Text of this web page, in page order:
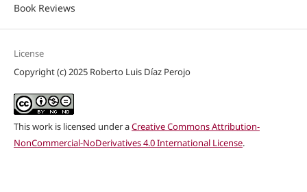
Book Reviews
License
Copyright (c) 2025 Roberto Luis Díaz Perojo
This work is licensed under aCreative Commons Attribution-
NonCommercial-NoDerivatives 4.0 International License.